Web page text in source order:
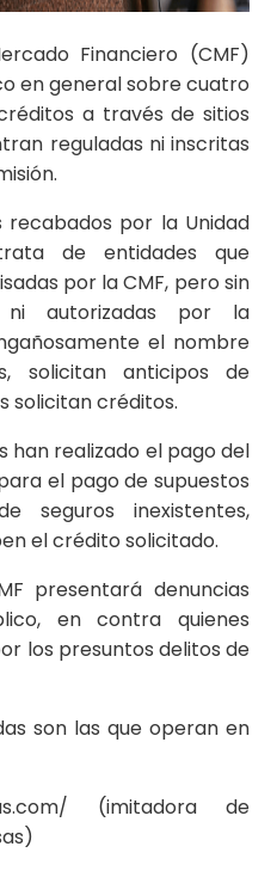
Financiero (CMF)
en general sobre cuatro
a través de sitios
reguladas ni inscritas
recabados por la Unidad
de entidades que
por la CMF, pero sin
ni autorizadas por la
el nombre
solicitan anticipos de
solicitan créditos.
han realizado el pago del
el pago de supuestos
seguros inexistentes,
el crédito solicitado.
presentará denuncias
en contra quienes
los presuntos delitos de
son las que operan en
(imitadora de